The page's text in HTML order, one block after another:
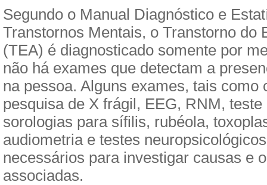
Segundo o Manual Diagnóstico e
Transtornos Mentais, o Transtorno do
(TEA) é diagnosticado somente por
não há exames que detectam a
na pessoa. Alguns exames, tais como
pesquisa de X frágil, EEG, RNM, teste
sorologias para sífilis, rubéola,
audiometria e testes
necessários para investigar causas e
associadas.